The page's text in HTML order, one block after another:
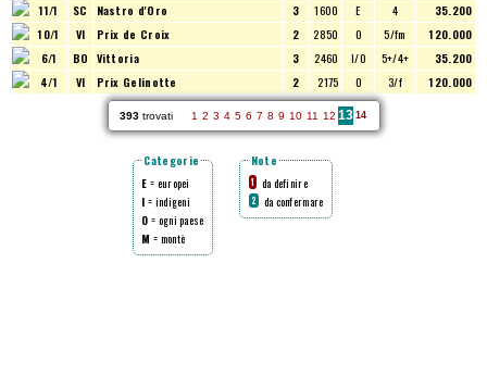
11/1
SC Nastro d'Oro 3 1600 E 4
35.200
10/1
VI Prix de Croix 2 2850 O 5/fm
120.000
6/1
BO Vittoria 3 2460 I/O 5+/4+
35.200
4/1
VI Prix Gelinotte 2 2175 O 3/f 120.000
393trovati 1 2 3 4 5 6 7 8 9 10 11 12 13 14
Categorie
E = europei
I = indigeni
O = ogni paese
M = montè
Note
1 da definire
2 da confermare